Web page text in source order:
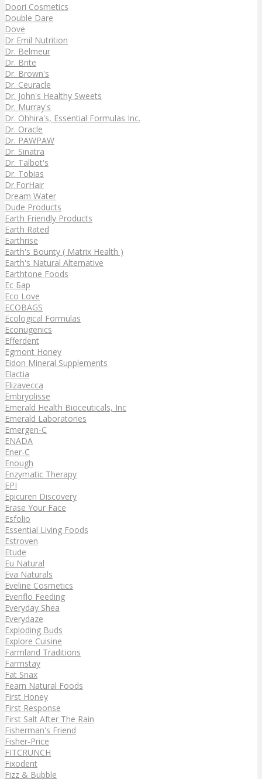
Doori Cosmetics
Double Dare
Dove
Dr Emil Nutrition
Dr. Belmeur
Dr. Brite
Dr. Brown's
Dr. Ceuracle
Dr. John's Healthy Sweets
Dr. Murray's
Dr. Ohhira's, Essential Formulas Inc.
Dr. Oracle
Dr. PAWPAW
Dr. Sinatra
Dr. Talbot's
Dr. Tobias
Dr.ForHair
Dream Water
Dude Products
Earth Friendly Products
Earth Rated
Earthrise
Earth's Bounty ( Matrix Health )
Earth's Natural Alternative
Earthtone Foods
Ec Бар
Eco Love
ECOBAGS
Ecological Formulas
Econugenics
Efferdent
Egmont Honey
Eidon Mineral Supplements
Elactia
Elizavecca
Embryolisse
Emerald Health Bioceuticals, Inc
Emerald Laboratories
Emergen-C
ENADA
Ener-C
Enough
Enzymatic Therapy
EPI
Epicuren Discovery
Erase Your Face
Esfolio
Essential Living Foods
Estroven
Etude
Eu Natural
Eva Naturals
Eveline Cosmetics
Evenflo Feeding
Everyday Shea
Everydaze
Exploding Buds
Explore Cuisine
Farmland Traditions
Farmstay
Fat Snax
Fearn Natural Foods
First Honey
First Response
First Salt After The Rain
Fisherman's Friend
Fisher-Price
FITCRUNCH
Fixodent
Fizz & Bubble